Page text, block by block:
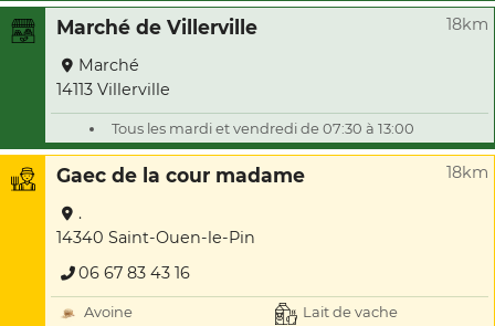
Marché de Villerville 18km
Marché
14113 Villerville
Tous les mardi et vendredi de 07:30 à 13:00
Gaec de la cour madame 18km
.
14340 Saint-Ouen-le-Pin
06 67 83 43 16
Avoine
Lait de vache